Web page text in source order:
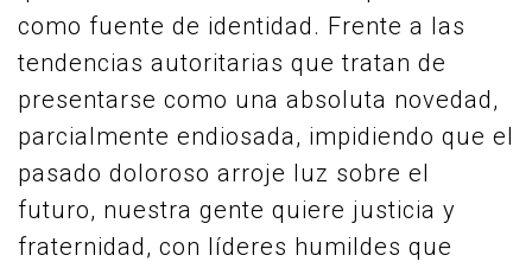
como fuente de identidad. Frente a las
tendencias autoritarias que tratan de
presentarse como una absoluta novedad,
parcialmente endiosada, impidiendo que el
pasado doloroso arroje luz sobre el
futuro, nuestra gente quiere justicia y
fraternidad, con líderes humildes que